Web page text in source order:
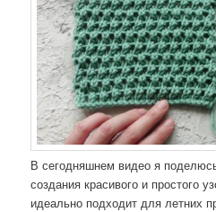
В сегодняшнем видео я
создания красивого и простого
идеально подходит для летних